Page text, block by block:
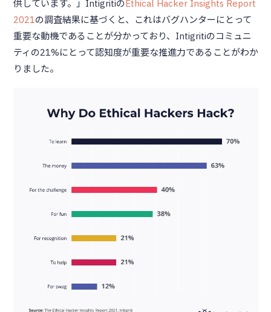
供しています。」IntigritiのEthical Hacker Insights Report
2021の調査結果に基づくと、これはバグハンターにとって
重要な動機であることが分かっており、Intigritiのコミュニ
ティの21%にとって認知度が重要な推進力であることがわか
りました。